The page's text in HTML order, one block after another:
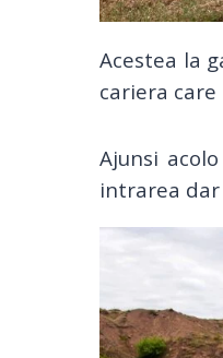
Acestea la
cariera care
Ajunsi
intrarea